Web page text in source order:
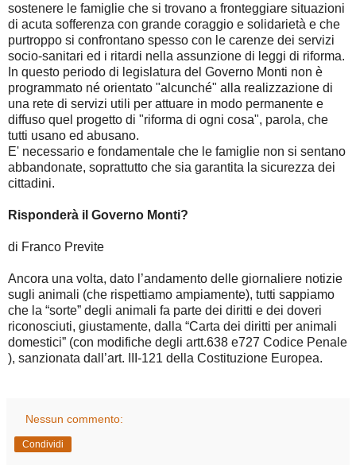
sostenere le famiglie che si trovano a fronteggiare situazioni
di acuta sofferenza con grande coraggio e solidarietà e che
purtroppo si confrontano spesso con le carenze dei servizi
socio-sanitari ed i ritardi nella assunzione di leggi di riforma.
In questo periodo di legislatura del Governo Monti non è
programmato né orientato "alcunché" alla realizzazione di
una rete di servizi utili per attuare in modo permanente e
diffuso quel progetto di "riforma di ogni cosa", parola, che
tutti usano ed abusano.
E' necessario e fondamentale che le famiglie non si sentano
abbandonate, soprattutto che sia garantita la sicurezza dei
cittadini.
Risponderà il Governo Monti?
di Franco Previte
Ancora una volta, dato l’andamento delle giornaliere notizie
sugli animali (che rispettiamo ampiamente), tutti sappiamo
che la “sorte” degli animali fa parte dei diritti e dei doveri
riconosciuti, giustamente, dalla “Carta dei diritti per animali
domestici” (con modifiche degli artt.638 e727 Codice Penale
), sanzionata dall’art. III-121 della Costituzione Europea.
Nessun commento:
Condividi